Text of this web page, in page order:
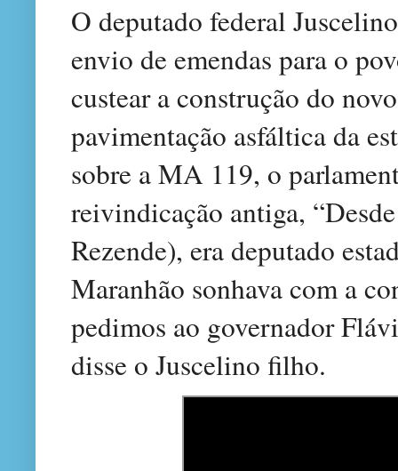
O deputado federal
envio de emendas para o
custear a construção do
pavimentação asfáltica da
sobre a MA 119, o
reivindicação antiga,
Rezende), era deputado
Maranhão sonhava com a
pedimos ao governador
disse o Juscelino filho.